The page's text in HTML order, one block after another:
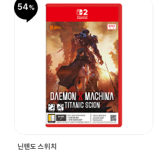
54
닌텐도 스위치